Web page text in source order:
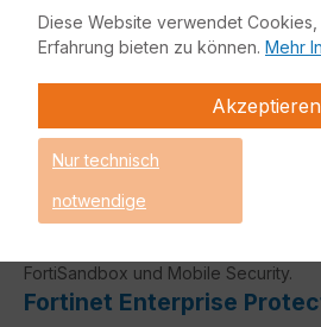
Lizenz demnächst
bereits
Das Fortinet Enterprise Protection
höchste Netzwerksicherheit für Ihre
Bestandteile dieses Bundles sind
FortiSandbox und Mobile Security.
Fortinet Enterprise
Diese Website verwendet
Erfahrung bieten zu können. Mehr
Akzeptieren
Nur technisch
notwendige